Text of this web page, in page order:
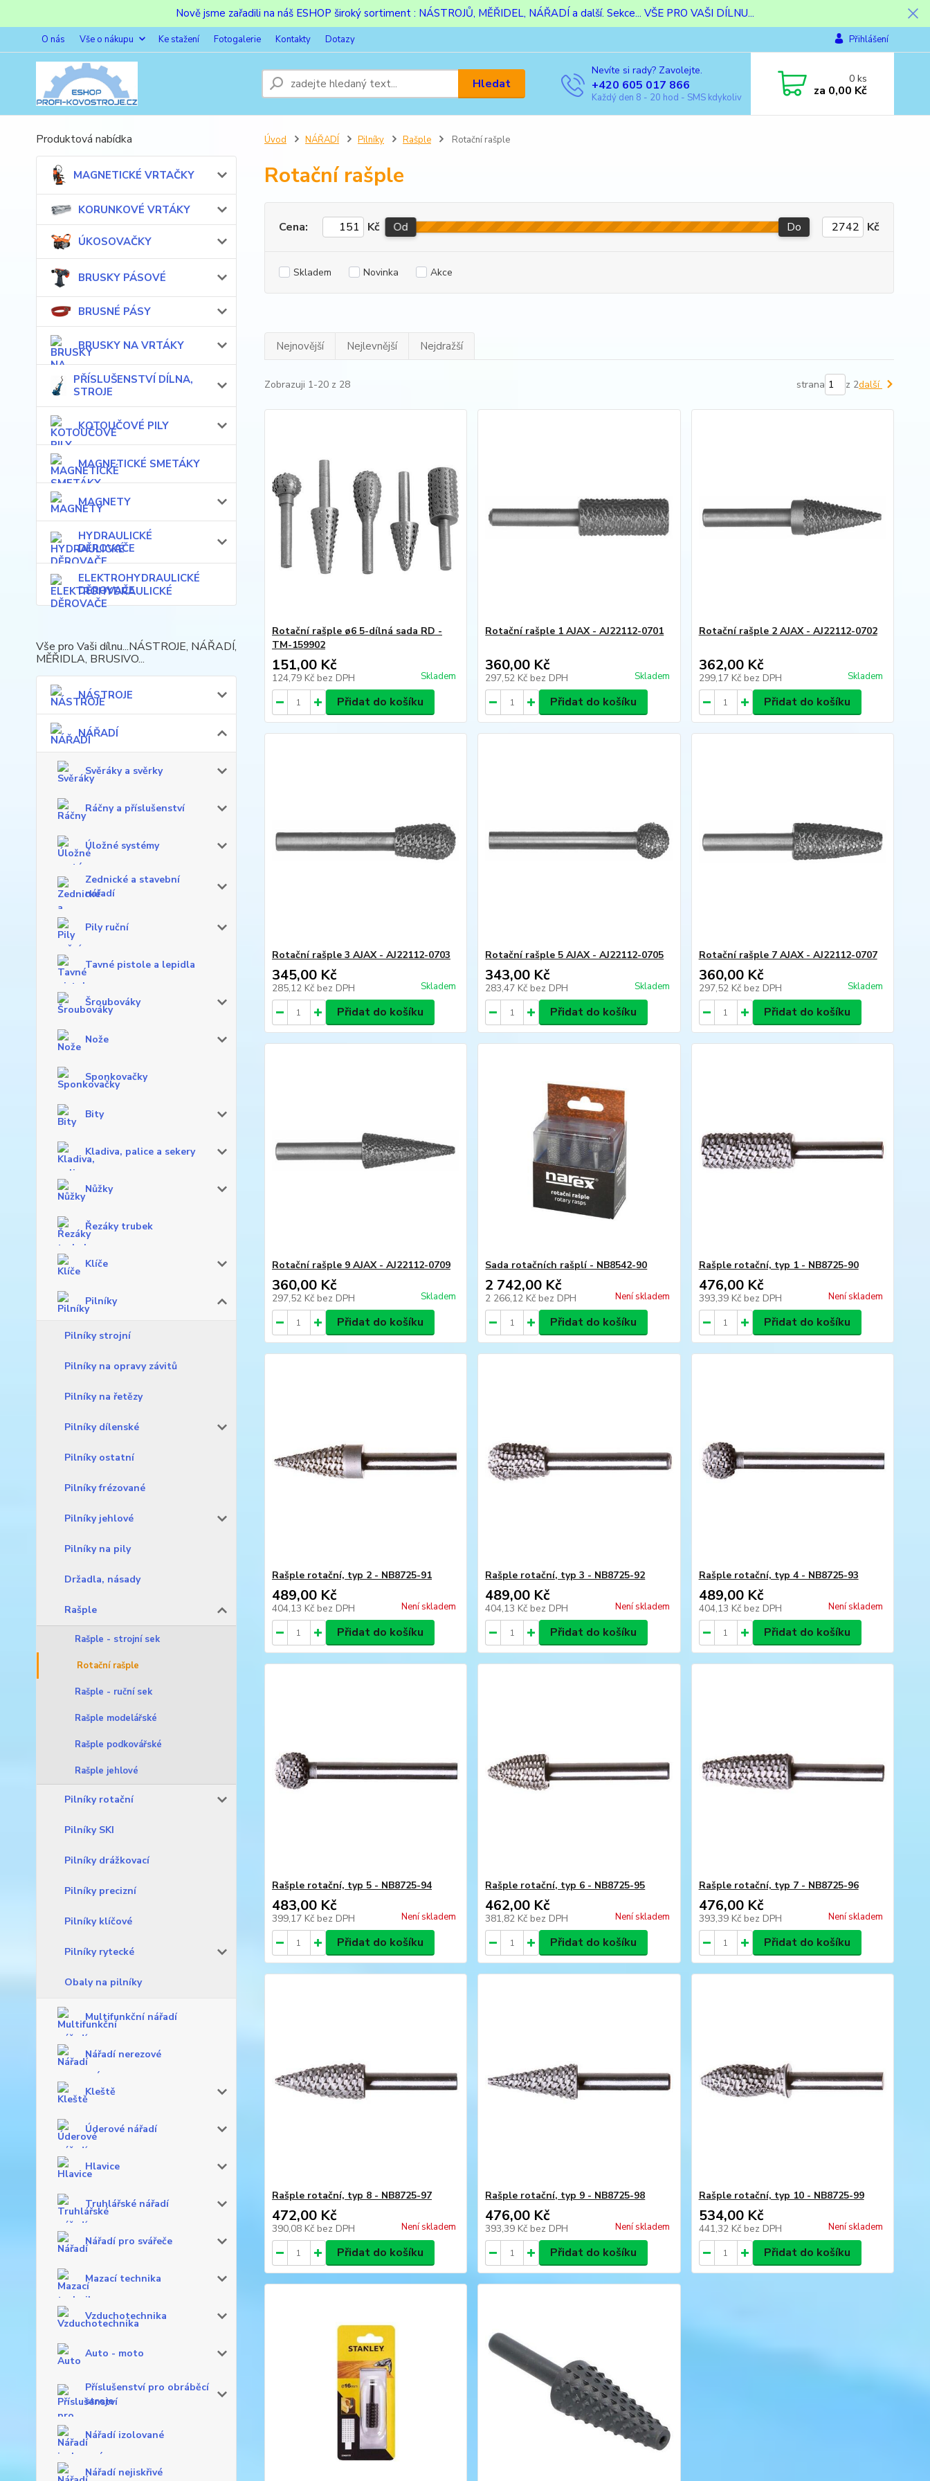
Nově jsme zařadili na náš ESHOP široký sortiment : NÁSTROJŮ, MĚŘIDEL, NÁŘADÍ a další. Sekce... VŠE PRO VAŠI DÍLNU...
O nás Vše o nákupu Ke stažení Fotogalerie Kontakty Dotazy Přihlášení
Hledat
Nevíte si rady? Zavolejte.
+420 605 017 866
Každý den 8 - 20 hod - SMS kdykoliv
0ks
za 0,00 Kč
Produktová nabídka
MAGNETICKÉ VRTAČKY
KORUNKOVÉ VRTÁKY
ÚKOSOVAČKY
BRUSKY PÁSOVÉ
BRUSNÉ PÁSY
BRUSKY NA VRTÁKY
PŘÍSLUŠENSTVÍ DÍLNA,
STROJE
KOTOUČOVÉ PILY
MAGNETICKÉ SMETÁKY
MAGNETY
HYDRAULICKÉ
DĚROVAČE
ELEKTROHYDRAULICKÉ
DĚROVAČE
Vše pro Vaši dílnu...NÁSTROJE, NÁŘADÍ,
MĚŘIDLA, BRUSIVO...
NÁSTROJE
NÁŘADÍ
Svěráky a svěrky
Ráčny a příslušenství
Úložné systémy
Zednické a stavební
nářadí
Pily ruční
Tavné pistole a lepidla
Šroubováky
Nože
Sponkovačky
Bity
Kladiva, palice a sekery
Nůžky
Řezáky trubek
Klíče
Pilníky
Pilníky strojní
Pilníky na opravy závitů
Pilníky na řetězy
Pilníky dílenské
Pilníky ostatní
Pilníky frézované
Pilníky jehlové
Pilníky na pily
Držadla, násady
Rašple
Rašple - strojní sek
Rotační rašple
Rašple - ruční sek
Rašple modelářské
Rašple podkovářské
Rašple jehlové
Pilníky rotační
Pilníky SKI
Pilníky drážkovací
Pilníky precizní
Pilníky klíčové
Pilníky rytecké
Obaly na pilníky
Multifunkční nářadí
Nářadí nerezové
Kleště
Úderové nářadí
Hlavice
Truhlářské nářadí
Nářadí pro svářeče
Mazací technika
Vzduchotechnika
Auto - moto
Příslušenství pro obráběcí
stroje
Nářadí izolované
Nářadí nejiskřivé
Úvod NÁŘADÍ Pilníky Rašple Rotační rašple
Rotační rašple
Cena: Kč Od Do Kč
Skladem Novinka Akce
Nejnovější Nejlevnější Nejdražší
Zobrazuji 1-20 z 28 strana z 2další
Rotační rašple ø6 5-dílná sada RD -
TM-159902
151,00 Kč
124,79 Kč bez DPH Skladem
Přidat do košíku
Rotační rašple 1 AJAX - AJ22112-0701
360,00 Kč
297,52 Kč bez DPH Skladem
Přidat do košíku
Rotační rašple 2 AJAX - AJ22112-0702
362,00 Kč
299,17 Kč bez DPH Skladem
Přidat do košíku
Rotační rašple 3 AJAX - AJ22112-0703
345,00 Kč
285,12 Kč bez DPH Skladem
Přidat do košíku
Rotační rašple 5 AJAX - AJ22112-0705
343,00 Kč
283,47 Kč bez DPH Skladem
Přidat do košíku
Rotační rašple 7 AJAX - AJ22112-0707
360,00 Kč
297,52 Kč bez DPH Skladem
Přidat do košíku
Rotační rašple 9 AJAX - AJ22112-0709
360,00 Kč
297,52 Kč bez DPH Skladem
Přidat do košíku
Sada rotačních rašplí - NB8542-90
2 742,00 Kč
2 266,12 Kč bez DPH Není skladem
Přidat do košíku
Rašple rotační, typ 1 - NB8725-90
476,00 Kč
393,39 Kč bez DPH Není skladem
Přidat do košíku
Rašple rotační, typ 2 - NB8725-91
489,00 Kč
404,13 Kč bez DPH Není skladem
Přidat do košíku
Rašple rotační, typ 3 - NB8725-92
489,00 Kč
404,13 Kč bez DPH Není skladem
Přidat do košíku
Rašple rotační, typ 4 - NB8725-93
489,00 Kč
404,13 Kč bez DPH Není skladem
Přidat do košíku
Rašple rotační, typ 5 - NB8725-94
483,00 Kč
399,17 Kč bez DPH Není skladem
Přidat do košíku
Rašple rotační, typ 6 - NB8725-95
462,00 Kč
381,82 Kč bez DPH Není skladem
Přidat do košíku
Rašple rotační, typ 7 - NB8725-96
476,00 Kč
393,39 Kč bez DPH Není skladem
Přidat do košíku
Rašple rotační, typ 8 - NB8725-97
472,00 Kč
390,08 Kč bez DPH Není skladem
Přidat do košíku
Rašple rotační, typ 9 - NB8725-98
476,00 Kč
393,39 Kč bez DPH Není skladem
Přidat do košíku
Rašple rotační, typ 10 - NB8725-99
534,00 Kč
441,32 Kč bez DPH Není skladem
Přidat do košíku